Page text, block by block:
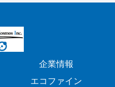
企業情報
エコファイン